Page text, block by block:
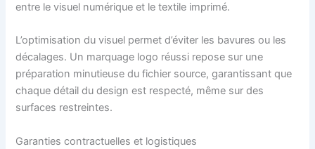
entre le visuel numérique et le textile imprimé.
L’optimisation du visuel permet d’éviter les bavures ou les
décalages. Un marquage logo réussi repose sur une
préparation minutieuse du fichier source, garantissant que
chaque détail du design est respecté, même sur des
surfaces restreintes.
Garanties contractuelles et logistiques